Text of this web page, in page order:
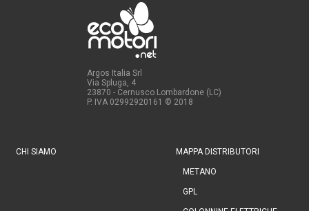
Argos Italia Srl
Via Spluga, 4
23870 - Cernusco Lombardone (LC)
P. IVA 02992920161 © 2018
CHI SIAMO MAPPA DISTRIBUTORI
METANO
GPL